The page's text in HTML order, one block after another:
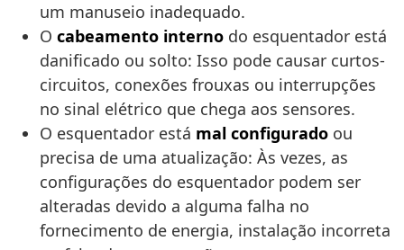
um manuseio inadequado.
O cabeamento interno do esquentador está
danificado ou solto: Isso pode causar curtos-
circuitos, conexões frouxas ou interrupções
no sinal elétrico que chega aos sensores.
O esquentador está mal configurado ou
precisa de uma atualização: Às vezes, as
configurações do esquentador podem ser
alteradas devido a alguma falha no
fornecimento de energia, instalação incorreta